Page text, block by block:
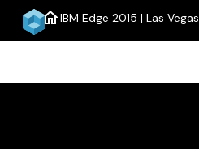
homeIBM Edge 2015 | Las Vegas